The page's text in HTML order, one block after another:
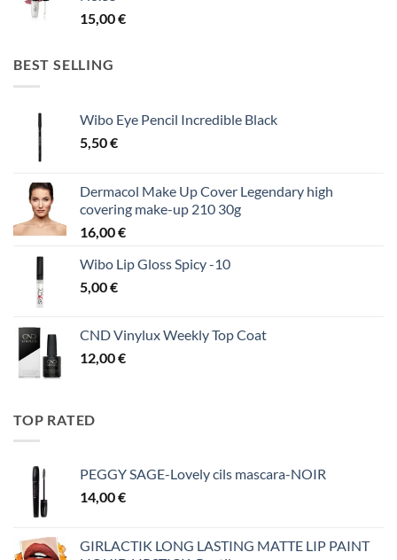
15,00€
BEST SELLING
Wibo Eye Pencil Incredible Black
5,50€
Dermacol Make Up Cover Legendary high
covering make-up 210 30g
16,00€
Wibo Lip Gloss Spicy -10
5,00€
CND Vinylux Weekly Top Coat
12,00€
TOP RATED
PEGGY SAGE-Lovely cils mascara-NOIR
14,00€
GIRLACTIK LONG LASTING MATTE LIP PAINT